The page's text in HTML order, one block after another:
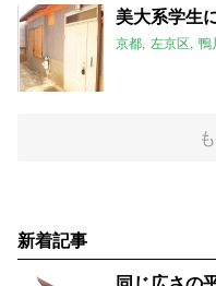
美大系学生
京都 左京区 鴨
新着記事